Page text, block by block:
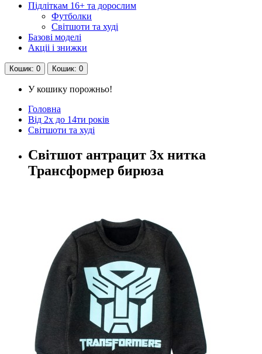
Підліткам 16+ та дорослим
Футболки
Світшоти та худі
Базові моделі
Акціі і знижки
Кошик: 0 Кошик: 0
У кошику порожньо!
Головна
Від 2х до 14ти років
Світшоти та худі
Світшот антрацит 3х нитка
Трансформер бирюза